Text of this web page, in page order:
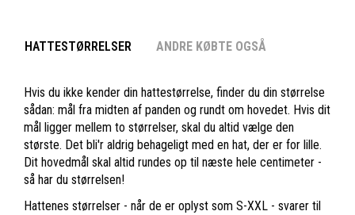
HATTESTØRRELSER ANDRE KØBTE OGSÅ
Hvis du ikke kender din hattestørrelse, finder du din størrelse
sådan: mål fra midten af panden og rundt om hovedet. Hvis dit
mål ligger mellem to størrelser, skal du altid vælge den
største. Det bli'r aldrig behageligt med en hat, der er for lille.
Dit hovedmål skal altid rundes op til næste hele centimeter -
så har du størrelsen!
Hattenes størrelser - når de er oplyst som S-XXL - svarer til